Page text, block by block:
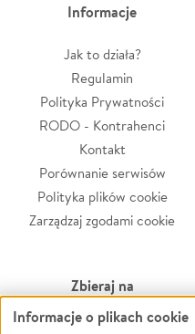
Informacje
Jak to działa?
Regulamin
Polityka Prywatności
RODO - Kontrahenci
Kontakt
Porównanie serwisów
Polityka plików cookie
Zarządzaj zgodami cookie
Zbieraj na
Leczenie
Informacje o plikach cookie